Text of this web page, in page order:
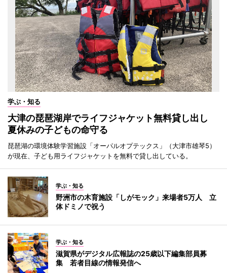
学ぶ・知る
大津の琵琶湖岸でライフジャケット無料貸し出し
夏休みの子どもの命守る
琵琶湖の環境体験学習施設「オーパルオプテックス」（大津市雄琴5）
が現在、子ども用ライフジャケットを無料で貸し出している。
学ぶ・知る
野洲市の木育施設「しがモック」来場者5万人 立
体ドミノで祝う
学ぶ・知る
滋賀県がデジタル広報誌の25歳以下編集部員募
集 若者目線の情報発信へ